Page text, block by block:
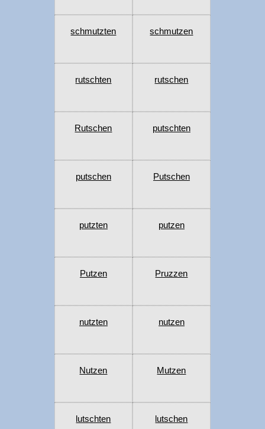
schmutzten schmutzen
rutschten rutschen
Rutschen putschten
putschen Putschen
putzten putzen
Putzen Pruzzen
nutzten nutzen
Nutzen Mutzen
lutschten lutschen